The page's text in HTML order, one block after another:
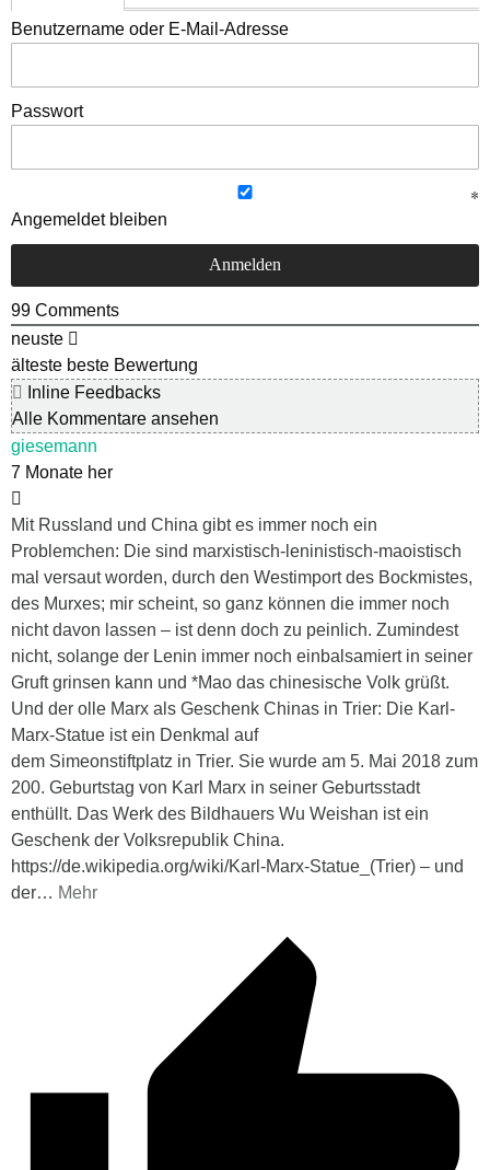
Benutzername oder E-Mail-Adresse
Passwort
Angemeldet bleiben
99 Comments
neuste
älteste beste Bewertung
Inline Feedbacks
Alle Kommentare ansehen
giesemann
7 Monate her
Mit Russland und China gibt es immer noch ein
Problemchen: Die sind marxistisch-leninistisch-maoistisch
mal versaut worden, durch den Westimport des Bockmistes,
des Murxes; mir scheint, so ganz können die immer noch
nicht davon lassen – ist denn doch zu peinlich. Zumindest
nicht, solange der Lenin immer noch einbalsamiert in seiner
Gruft grinsen kann und *Mao das chinesische Volk grüßt.
Und der olle Marx als Geschenk Chinas in Trier: Die Karl-
Marx-Statue ist ein Denkmal auf
dem Simeonstiftplatz in Trier. Sie wurde am 5. Mai 2018 zum
200. Geburtstag von Karl Marx in seiner Geburtsstadt
enthüllt. Das Werk des Bildhauers Wu Weishan ist ein
Geschenk der Volksrepublik China.
https://de.wikipedia.org/wiki/Karl-Marx-Statue_(Trier) – und
der… Mehr